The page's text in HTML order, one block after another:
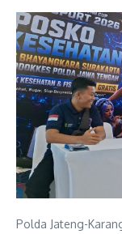
Polda Jateng-